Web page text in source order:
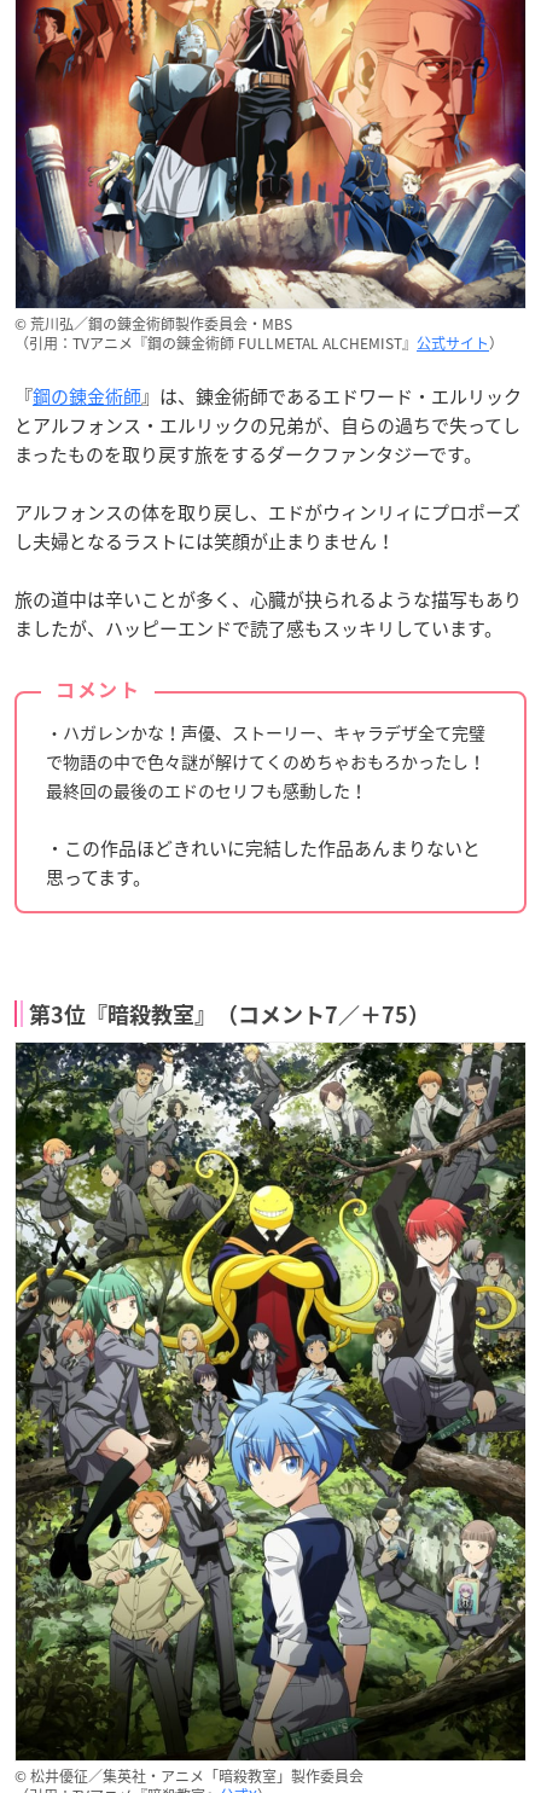
© 荒川弘／鋼の錬金術師製作委員会・MBS
（引用：TVアニメ『鋼の錬金術師 FULLMETAL ALCHEMIST』 公式サイト）
『鋼の錬金術師』は、錬金術師であるエドワード・エルリック
とアルフォンス・エルリックの兄弟が、自らの過ちで失ってし
まったものを取り戻す旅をするダークファンタジーです。
アルフォンスの体を取り戻し、エドがウィンリィにプロポーズ
し夫婦となるラストには笑顔が止まりません！
旅の道中は辛いことが多く、心臓が抉られるような描写もあり
ましたが、ハッピーエンドで読了感もスッキリしています。
コメント
・ハガレンかな！声優、ストーリー、キャラデザ全て完璧
で物語の中で色々謎が解けてくのめちゃおもろかったし！
最終回の最後のエドのセリフも感動した！
・この作品ほどきれいに完結した作品あんまりないと
思ってます。
第3位『暗殺教室』（コメント7／＋75）
© 松井優征／集英社・アニメ「暗殺教室」製作委員会